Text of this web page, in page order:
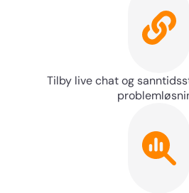
Tilby live chat og